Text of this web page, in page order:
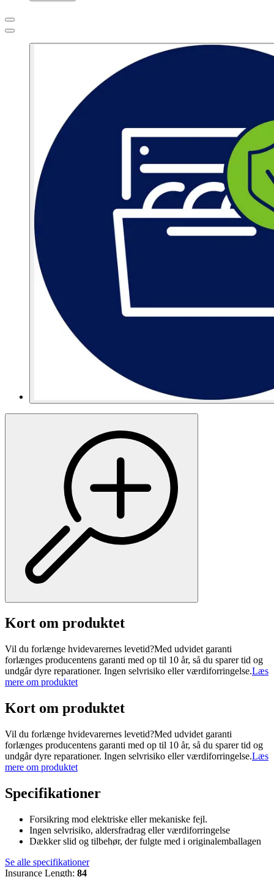
Kort om produktet
Vil du forlænge hvidevarernes levetid?Med udvidet garanti
forlænges producentens garanti med op til 10 år, så du sparer tid og
undgår dyre reparationer. Ingen selvrisiko eller værdiforringelse.Læs
mere om produktet
Kort om produktet
Vil du forlænge hvidevarernes levetid?Med udvidet garanti
forlænges producentens garanti med op til 10 år, så du sparer tid og
undgår dyre reparationer. Ingen selvrisiko eller værdiforringelse.Læs
mere om produktet
Specifikationer
Forsikring mod elektriske eller mekaniske fejl.
Ingen selvrisiko, aldersfradrag eller værdiforringelse
Dækker slid og tilbehør, der fulgte med i originalemballagen
Se alle specifikationer
Insurance Length: 84